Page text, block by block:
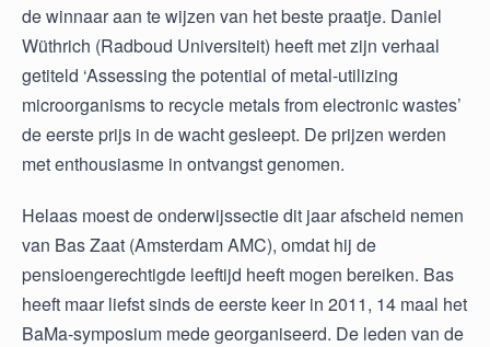
de winnaar aan te wijzen van het beste praatje. Daniel
Wüthrich (Radboud Universiteit) heeft met zijn verhaal
getiteld ‘Assessing the potential of metal-utilizing
microorganisms to recycle metals from electronic wastes’
de eerste prijs in de wacht gesleept. De prijzen werden
met enthousiasme in ontvangst genomen.
Helaas moest de onderwijssectie dit jaar afscheid nemen
van Bas Zaat (Amsterdam AMC), omdat hij de
pensioengerechtigde leeftijd heeft mogen bereiken. Bas
heeft maar liefst sinds de eerste keer in 2011, 14 maal het
BaMa-symposium mede georganiseerd. De leden van de